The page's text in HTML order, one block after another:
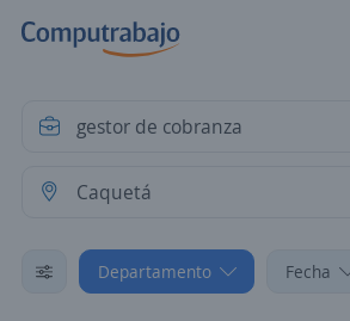
Departamento Fecha